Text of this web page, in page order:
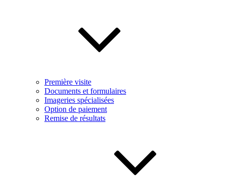
Première visite
Documents et formulaires
Imageries spécialisées
Option de paiement
Remise de résultats